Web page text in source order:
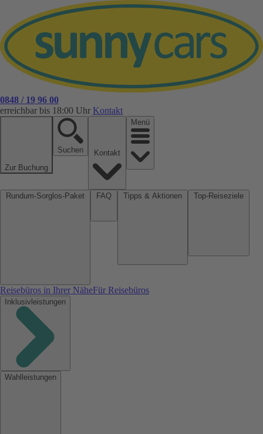
0848 / 19 96 00
erreichbar bis 18:00 Uhr Kontakt
Zur Buchung
Suchen
Menü
Reisebüros in Ihrer NäheFür Reisebüros
Inklusivleistungen
Wahlleistungen